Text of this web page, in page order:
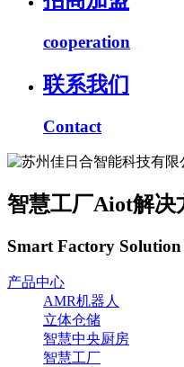
cooperation
联系我们
Contact
智慧工厂Aiot解决
Smart Factory
产品中心
AMR机器人
立体仓储
智慧中央厨房
智慧工厂